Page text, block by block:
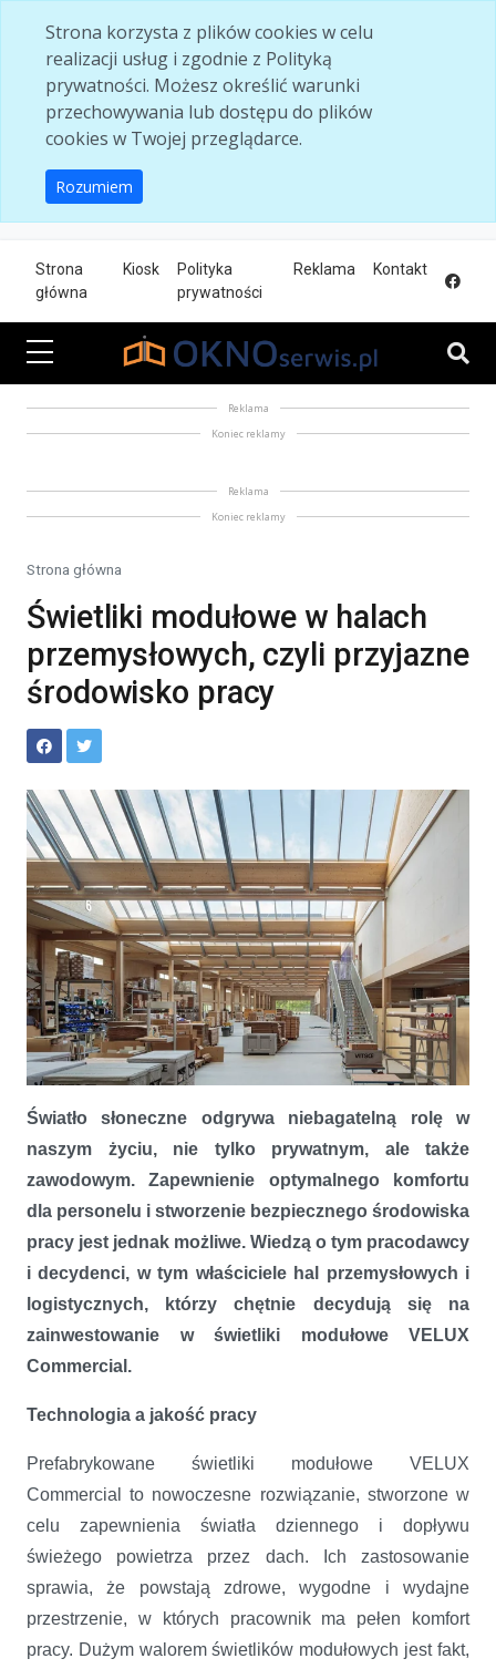
Strona korzysta z plików cookies w celu
realizacji usług i zgodnie z Polityką
prywatności. Możesz określić warunki
przechowywania lub dostępu do plików
cookies w Twojej przeglądarce.
Rozumiem
Strona
główna
Kiosk
Polityka
prywatności
Reklama Kontakt
Reklama
Koniec reklamy
Reklama
Koniec reklamy
Strona główna
Świetliki modułowe w halach
przemysłowych, czyli przyjazne
środowisko pracy
Świetliki modułowe w halach przemysłowych, czyli przyjazne
środowisko pracy
Światło słoneczne odgrywa niebagatelną rolę w
naszym życiu, nie tylko prywatnym, ale także
zawodowym. Zapewnienie optymalnego komfortu
dla personelu i stworzenie bezpiecznego środowiska
pracy jest jednak możliwe. Wiedzą o tym pracodawcy
i decydenci, w tym właściciele hal przemysłowych i
logistycznych, którzy chętnie decydują się na
zainwestowanie w świetliki modułowe VELUX
Commercial.
Technologia a jakość pracy
Prefabrykowane świetliki modułowe VELUX
Commercial to nowoczesne rozwiązanie, stworzone w
celu zapewnienia światła dziennego i dopływu
świeżego powietrza przez dach. Ich zastosowanie
sprawia, że powstają zdrowe, wygodne i wydajne
przestrzenie, w których pracownik ma pełen komfort
pracy. Dużym walorem świetlików modułowych jest fakt,